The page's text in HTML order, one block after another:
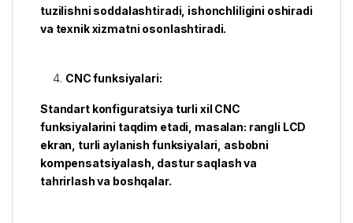
tuzilishni soddalashtiradi, ishonchliligini oshiradi
va texnik xizmatni osonlashtiradi.
CNC funksiyalari:
Standart konfiguratsiya turli xil CNC
funksiyalarini taqdim etadi, masalan: rangli LCD
ekran, turli aylanish funksiyalari, asbobni
kompensatsiyalash, dastur saqlash va
tahrirlash va boshqalar.